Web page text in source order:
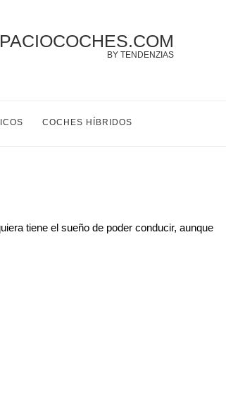
BY TENDENZIAS
COCHES HÍBRIDOS
tiene el sueño de poder conducir, aunque